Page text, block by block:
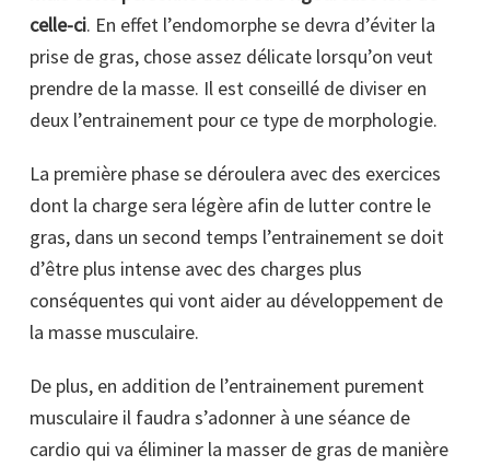
celle-ci. En effet l’endomorphe se devra d’éviter la
prise de gras, chose assez délicate lorsqu’on veut
prendre de la masse. Il est conseillé de diviser en
deux l’entrainement pour ce type de morphologie.
La première phase se déroulera avec des exercices
dont la charge sera légère afin de lutter contre le
gras, dans un second temps l’entrainement se doit
d’être plus intense avec des charges plus
conséquentes qui vont aider au développement de
la masse musculaire.
De plus, en addition de l’entrainement purement
musculaire il faudra s’adonner à une séance de
cardio qui va éliminer la masser de gras de manière